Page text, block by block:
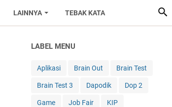
LAINNYA TEBAK KATA
LABEL MENU
Aplikasi Brain Out Brain Test
Brain Test 3 Dapodik Dop 2
Game Job Fair KIP